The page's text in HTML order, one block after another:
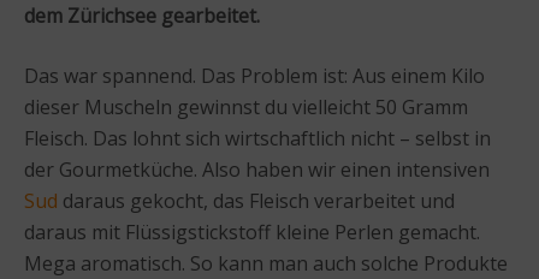
dem Zürichsee gearbeitet.
Das war spannend. Das Problem ist: Aus einem Kilo
dieser Muscheln gewinnst du vielleicht 50 Gramm
Fleisch. Das lohnt sich wirtschaftlich nicht – selbst in
der Gourmetküche. Also haben wir einen intensiven
Sud daraus gekocht, das Fleisch verarbeitet und
daraus mit Flüssigstickstoff kleine Perlen gemacht.
Mega aromatisch. So kann man auch solche Produkte